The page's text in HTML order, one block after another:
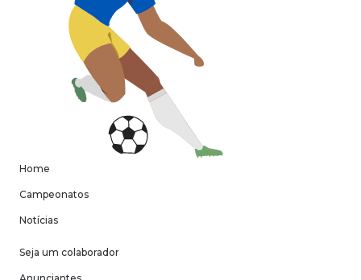
Home
Campeonatos
Notícias
Seja um colaborador